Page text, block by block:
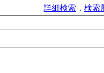
詳細検索 ． 検索